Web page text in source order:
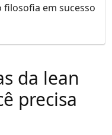
em sucesso
da lean
precisa